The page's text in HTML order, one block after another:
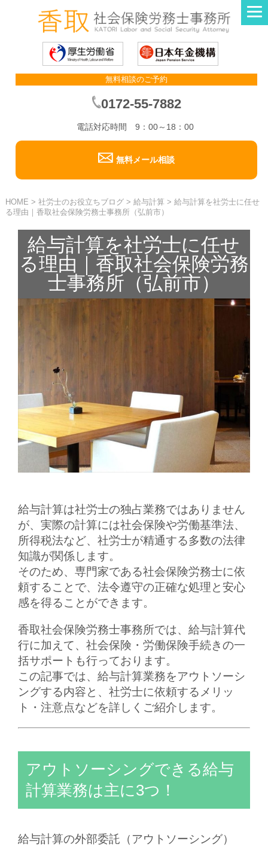
無料相談のご予約
0172-55-7882
電話対応時間 9：00～18：00
無料メール相談
HOME > 社労士のお役立ちブログ> 給与計算 > 給与計算を社労士に任せ
る理由｜香取社会保険労務士事務所（弘前市）
給与計算を社労士に任せ
る理由｜香取社会保険労務
士事務所（弘前市）
給与計算は社労士の独占業務ではありません
が、実際の計算には社会保険や労働基準法、
所得税法など、社労士が精通する多数の法律
知識が関係します。
そのため、専門家である社会保険労務士に依
頼することで、法令遵守の正確な処理と安心
感を得ることができます。
香取社会保険労務士事務所では、給与計算代
行に加えて、社会保険・労働保険手続きの一
括サポート も行っております。
この記事では、給与計算業務をアウトソーシ
ングする内容と、社労士に依頼するメリッ
ト・注意点などを詳しくご紹介します。
アウトソーシングできる給与
計算業務は主に3つ！
給与計算の外部委託（アウトソーシング）